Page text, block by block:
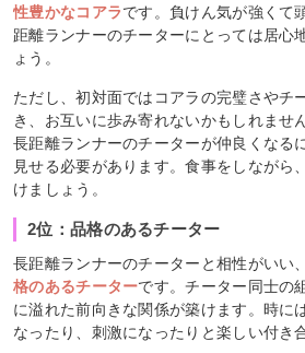
性豊かなコアラです。負けん気が強くて
距離ランナーのチーターにとっては居心
ょう。
ただし、初対面ではコアラの完璧さやチ
き、お互いに歩み寄れないかもしれませ
長距離ランナーのチーターが仲良くなる
見せる必要があります。食事をしながら
けましょう。
2位：品格のあるチーター
長距離ランナーのチーターと相性がいい
格のあるチーターです。チーター同士の
に溢れた前向きな関係が築けます。時に
なったり、刺激になったりと楽しい付き